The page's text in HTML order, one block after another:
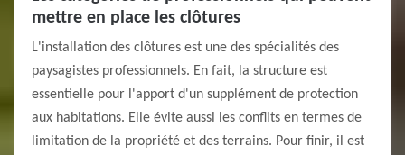
mettre en place les clôtures
L'installation des clôtures est une des spécialités des
paysagistes professionnels. En fait, la structure est
essentielle pour l'apport d'un supplément de protection
aux habitations. Elle évite aussi les conflits en termes de
limitation de la propriété et des terrains. Pour finir, il est